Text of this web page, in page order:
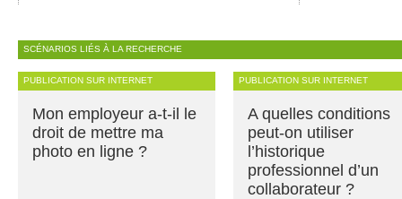
SCÉNARIOS LIÉS À LA RECHERCHE
PUBLICATION SUR INTERNET
Mon employeur a-t-il le
droit de mettre ma
photo en ligne ?
PUBLICATION SUR INTERNET
A quelles conditions
peut-on utiliser
l’historique
professionnel d’un
collaborateur ?